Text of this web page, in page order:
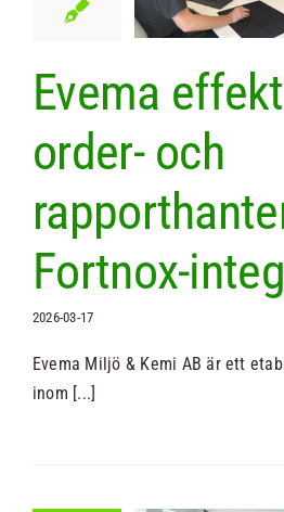
NyheterEvema
order- och
Fortnox-
2026-03-17
Evema Miljö & Kemi AB är ett
inom [...]